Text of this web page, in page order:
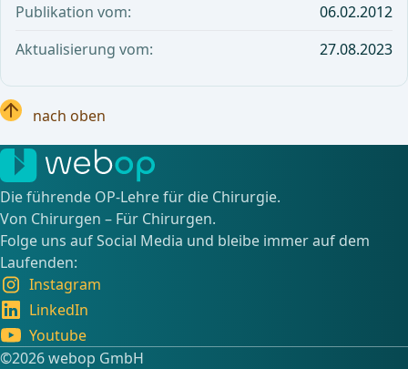
Publikation vom:
06.02.2012
Aktualisierung vom:
27.08.2023
nach oben
Die führende OP-Lehre für die Chirurgie.
Von Chirurgen – Für Chirurgen.
Folge uns auf Social Media und bleibe immer auf dem
Laufenden:
Instagram
LinkedIn
Youtube
©️2026 webop GmbH